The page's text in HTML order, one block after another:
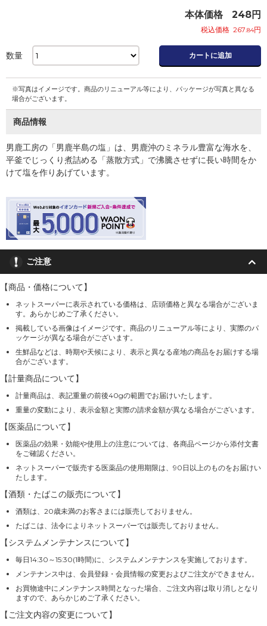
本体価格 248円
税込価格 267.84円
数量 カートに追加
※写真はイメージです。商品のリニューアル等により、パッケージが写真と異なる
場合がございます。
商品情報
男鹿工房の「男鹿半島の塩」は、男鹿沖のミネラル豊富な海水を、
平釜でじっくり煮詰める「蒸散方式」で沸騰させずに長い時間をか
けて塩を作りあげています。
ご注意
【商品・価格について】
ネットスーパーに表示されている価格は、店頭価格と異なる場合がございま
す。あらかじめご了承ください。
掲載している画像はイメージです。商品のリニューアル等により、実際のパ
ッケージが異なる場合がございます。
生鮮品などは、時期や天候により、表示と異なる産地の商品をお届けする場
合がございます。
【計量商品について】
計量商品は、表記重量の前後40gの範囲でお届けいたします。
重量の変動により、表示金額と実際の請求金額が異なる場合がございます。
【医薬品について】
医薬品の効果・効能や使用上の注意については、各商品ページから添付文書
をご確認ください。
ネットスーパーで販売する医薬品の使用期限は、90日以上のものをお届けい
たします。
【酒類・たばこの販売について】
酒類は、20歳未満のお客さまには販売しておりません。
たばこは、法令によりネットスーパーでは販売しておりません。
【システムメンテナンスについて】
毎日14:30～15:30(1時間)に、システムメンテナンスを実施しております。
メンテナンス中は、会員登録・会員情報の変更およびご注文ができません。
お買物途中にメンテナンス時間となった場合、ご注文内容は取り消しとなり
ますので、あらかじめご了承ください。
【ご注文内容の変更について】